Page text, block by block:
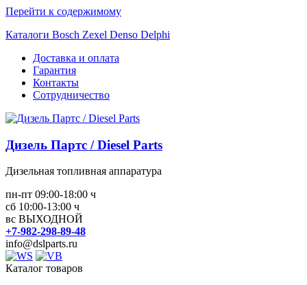
Перейти к содержимому
Каталоги Bosch Zexel Denso Delphi
Доставка и оплата
Гарантия
Контакты
Сотрудничество
Дизель Партс / Diesel Parts
Дизельная топливная аппаратура
пн-пт 09:00-18:00 ч
сб 10:00-13:00 ч
вс ВЫХОДНОЙ
+7-982-298-89-48
info@dslparts.ru
Каталог товаров